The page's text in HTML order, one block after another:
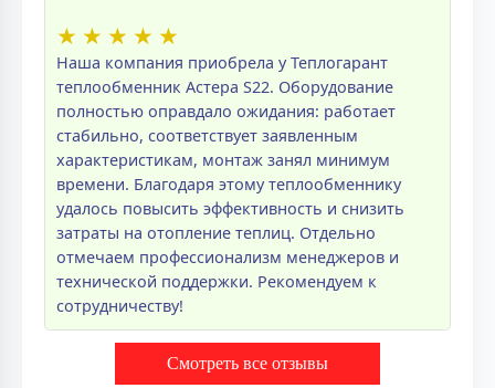
★ ★ ★ ★ ★
Наша компания приобрела у Теплогарант
теплообменник Астера S22. Оборудование
полностью оправдало ожидания: работает
стабильно, соответствует заявленным
характеристикам, монтаж занял минимум
времени. Благодаря этому теплообменнику
удалось повысить эффективность и снизить
затраты на отопление теплиц. Отдельно
отмечаем профессионализм менеджеров и
технической поддержки. Рекомендуем к
сотрудничеству!
Смотреть все отзывы